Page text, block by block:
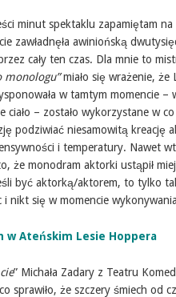
minut spektaklu zapamiętam
zawładnęła awiniońską
cały ten czas. Dla mnie to
monologu”miało się wrażenie, że
w tamtym momencie –
ciało – zostało wykorzystane w
podziwiać niesamowitą kreację
i temperatury. Nawet
że monodram aktorki ustąpił
być aktorką/aktorem, to tylko
i nikt się w momencie
w Ateńskim Lesie Hoppera
” Michała Zadary z Teatru
sprawiło, że szczery śmiech od